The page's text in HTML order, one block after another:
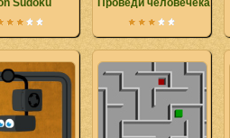
Sudoku Проведи человечека